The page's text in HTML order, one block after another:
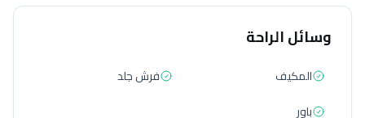
وسائل الراحة
المكيف
فرش جلد
باور